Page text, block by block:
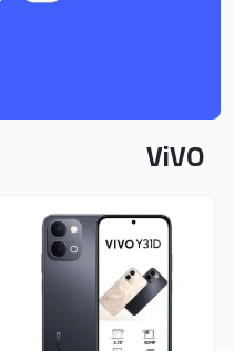
ViVO